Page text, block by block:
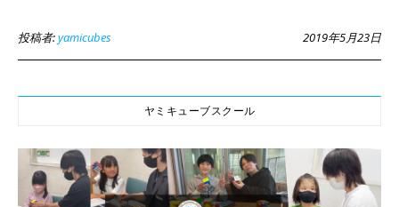
投稿者:yamicubes 2019年5月23日
ヤミキューブスクール